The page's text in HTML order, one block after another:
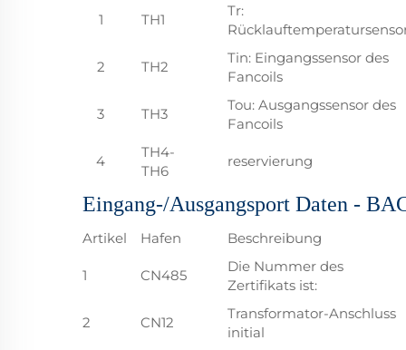
1 TH1
Tr:
2 TH2
Tin: Eingangssensor des
Fancoils
3 TH3
Tou: Ausgangssensor des
Fancoils
4
TH4-
TH6
reservierung
Eingang-/Ausgangsport Daten -
Artikel Hafen Beschreibung
1 CN485
Die Nummer des
Zertifikats ist:
2 CN12
Transformator-Anschluss
initial